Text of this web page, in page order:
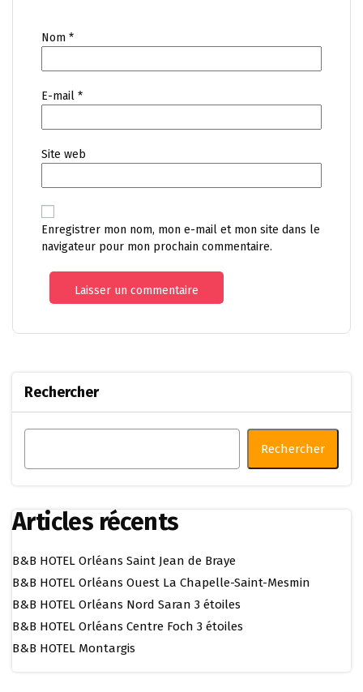
Nom *
E-mail *
Site web
Enregistrer mon nom, mon e-mail et mon site dans le
navigateur pour mon prochain commentaire.
Rechercher
Rechercher
Articles récents
B&B HOTEL Orléans Saint Jean de Braye
B&B HOTEL Orléans Ouest La Chapelle-Saint-Mesmin
B&B HOTEL Orléans Nord Saran 3 étoiles
B&B HOTEL Orléans Centre Foch 3 étoiles
B&B HOTEL Montargis